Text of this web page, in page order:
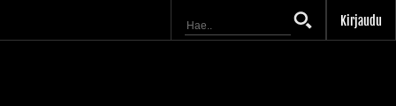
Kirjaudu